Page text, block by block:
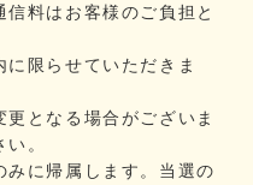
料はお客様のご負担と
限らせていただきま
となる場合がございま
。
みに帰属します。当選の